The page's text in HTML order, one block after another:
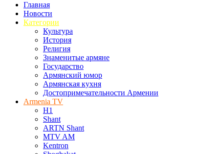
Главная
Новости
Категории
Культура
История
Религия
Знаменитые армяне
Государство
Армянский юмор
Армянская кухня
Достопримечательности Армении
Armenia TV
H1
Shant
ARTN Shant
MTV AM
Kentron